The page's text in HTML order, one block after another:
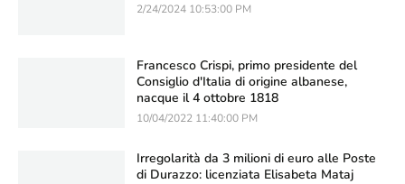
2/24/2024 10:53:00 PM
Francesco Crispi, primo presidente del
Consiglio d'Italia di origine albanese,
nacque il 4 ottobre 1818
10/04/2022 11:40:00 PM
Irregolarità da 3 milioni di euro alle Poste
di Durazzo: licenziata Elisabeta Mataj